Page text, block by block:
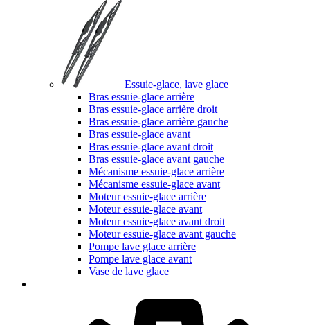
Essuie-glace, lave glace
Bras essuie-glace arrière
Bras essuie-glace arrière droit
Bras essuie-glace arrière gauche
Bras essuie-glace avant
Bras essuie-glace avant droit
Bras essuie-glace avant gauche
Mécanisme essuie-glace arrière
Mécanisme essuie-glace avant
Moteur essuie-glace arrière
Moteur essuie-glace avant
Moteur essuie-glace avant droit
Moteur essuie-glace avant gauche
Pompe lave glace arrière
Pompe lave glace avant
Vase de lave glace